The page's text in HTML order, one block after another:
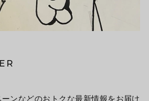
ンなどのおトクな最新情報をお届け